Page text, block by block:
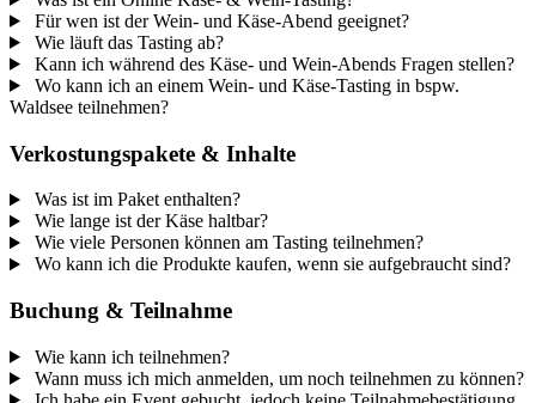
Für wen ist der Wein- und Käse-Abend geeignet?
Wie läuft das Tasting ab?
Kann ich während des Käse- und Wein-Abends Fragen stellen?
Wo kann ich an einem Wein- und Käse-Tasting in bspw.
Waldsee teilnehmen?
Verkostungspakete & Inhalte
Was ist im Paket enthalten?
Wie lange ist der Käse haltbar?
Wie viele Personen können am Tasting teilnehmen?
Wo kann ich die Produkte kaufen, wenn sie aufgebraucht sind?
Buchung & Teilnahme
Wie kann ich teilnehmen?
Wann muss ich mich anmelden, um noch teilnehmen zu können?